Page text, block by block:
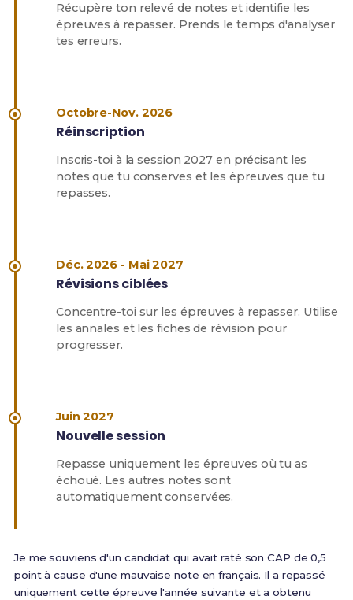
Récupère ton relevé de notes et identifie les
épreuves à repasser. Prends le temps d'analyser
tes erreurs.
Octobre-Nov. 2026
Réinscription
Inscris-toi à la session 2027 en précisant les
notes que tu conserves et les épreuves que tu
repasses.
Déc. 2026 - Mai 2027
Révisions ciblées
Concentre-toi sur les épreuves à repasser. Utilise
les annales et les fiches de révision pour
progresser.
Juin 2027
Nouvelle session
Repasse uniquement les épreuves où tu as
échoué. Les autres notes sont
automatiquement conservées.
Je me souviens d'un candidat qui avait raté son CAP de 0,5
point à cause d'une mauvaise note en français. Il a repassé
uniquement cette épreuve l'année suivante et a obtenu